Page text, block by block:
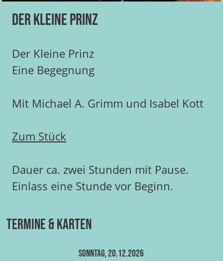
Der Kleine Prinz
Der Kleine Prinz
Eine Begegnung
Mit Michael A. Grimm und Isabel Kott
Zum Stück
Dauer ca. zwei Stunden mit Pause.
Einlass eine Stunde vor Beginn.
Termine & Karten
Sonntag, 20.12.2026